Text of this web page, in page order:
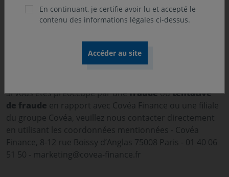
Vous pensez avoir été victime
d’escroquerie ou de fraude ?
Si vous êtes préoccupé par unefraudeoutentative
de fraude en rapport avec Covéa Finance ou une filiale
du groupe Covéa, veuillez nous contacter directement
en utilisant les coordonnées mentionnées - Covéa
Finance, 8-12 rue Boissy d’Anglas 75008 Paris - 01 40 06
51 50 - marketing@covea-finance.fr
En continuant, je certifie avoir lu et accepté le
contenu des informations légales ci-dessus.